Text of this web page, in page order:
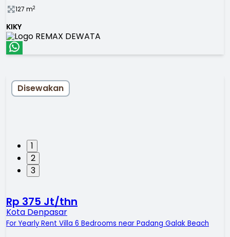
127 m2
KIKY
1
2
3
Disewakan
Rp 375 Jt/thn
Kota Denpasar
For Yearly Rent Villa 6 Bedrooms near Padang Galak Beach